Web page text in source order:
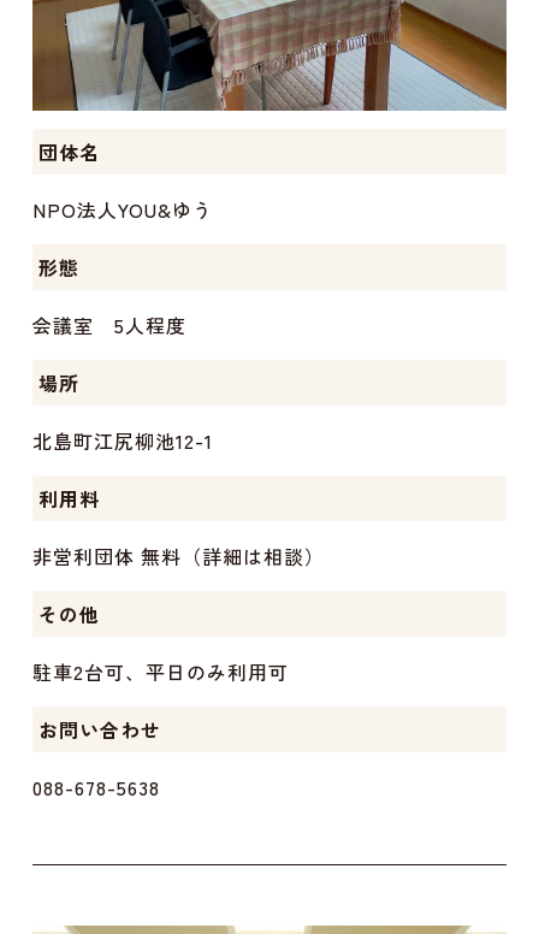
団体名
NPO法人YOU&ゆう
形態
会議室 5人程度
場所
北島町江尻柳池12-1
利用料
非営利団体 無料（詳細は相談）
その他
駐車2台可、平日のみ利用可
お問い合わせ
088-678-5638